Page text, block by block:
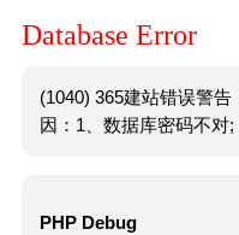
Database Error
(1040) 365建站错误警
因：1、数据库密码不对;
PHP Debug